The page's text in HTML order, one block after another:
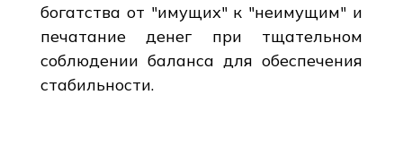
богатства от "имущих" к "неимущим" и
печатание денег при тщательном
соблюдении баланса для обеспечения
стабильности.